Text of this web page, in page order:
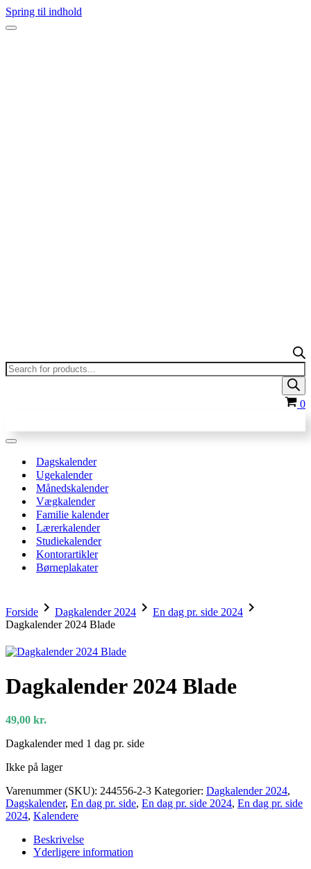
Spring til indhold
Navigation
Products
search
0
Navigation
Dagskalender
Ugekalender
Månedskalender
Vægkalender
Familie kalender
Lærerkalender
Studiekalender
Kontorartikler
Børneplakater
Forside chevron_right Dagkalender 2024 chevron_right En dag pr. side 2024 chevron_right
Dagkalender 2024 Blade
Dagkalender 2024 Blade
49,00 kr.
Dagkalender med 1 dag pr. side
Ikke på lager
Varenummer (SKU): 244556-2-3 Kategorier: Dagkalender 2024,
Dagskalender, En dag pr. side, En dag pr. side 2024, En dag pr. side
2024, Kalendere
Beskrivelse
Yderligere information